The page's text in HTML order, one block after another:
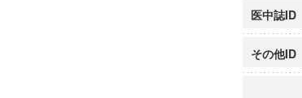
医中誌ID
その他ID